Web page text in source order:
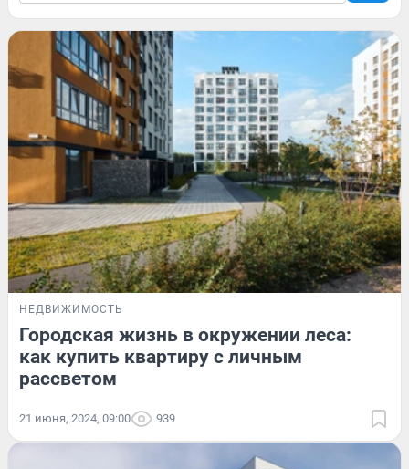
НЕДВИЖИМОСТЬ
Городская жизнь в окружении леса:
как купить квартиру с личным
рассветом
21 июня, 2024, 09:00 939